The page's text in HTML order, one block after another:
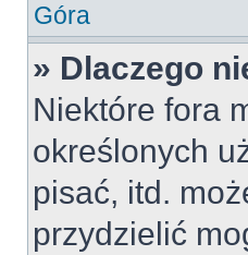
Góra
» Dlaczego
Niektóre fora
określonych
pisać, itd.
przydzielić